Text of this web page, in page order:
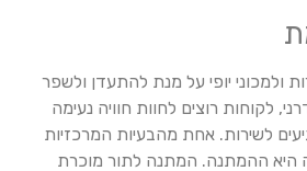
ולמכוני יופי על מנת להתעדן ולשפר
לקוחות רוצים לחוות חוויה נעימה
לשירות. אחת מהבעיות המרכזיות
ההמתנה. המתנה לתור מוכרת